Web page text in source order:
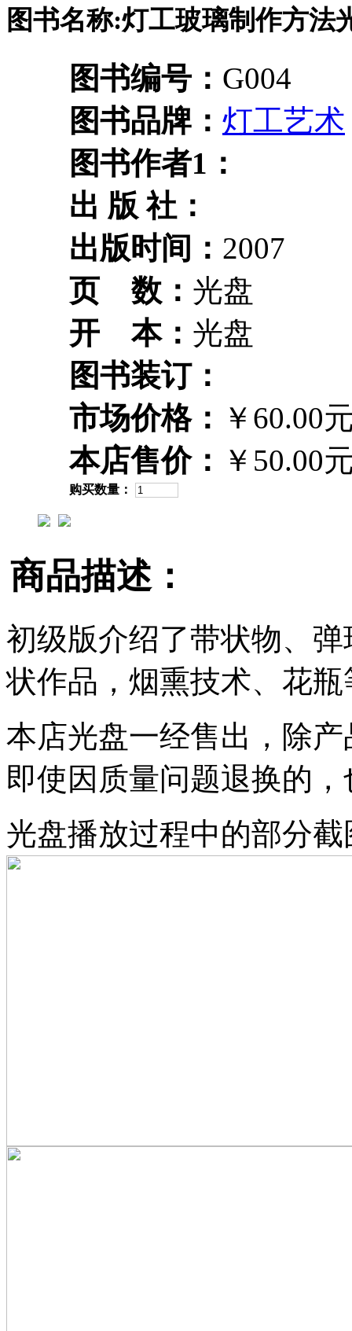
图书名称:灯工玻璃制作方法
图书编号： G004
图书品牌： 灯工艺术
图书作者1：
出 版 社：
出版时间： 2007
页 数： 光盘
开 本： 光盘
图书装订：
市场价格： ￥60.00
本店售价： ￥50.00
购买数量：
商品描述：
初级版介绍了带状物、
状作品，烟熏技术、花
本店光盘一经售出，除
即使因质量问题退换的
光盘播放过程中的部分截